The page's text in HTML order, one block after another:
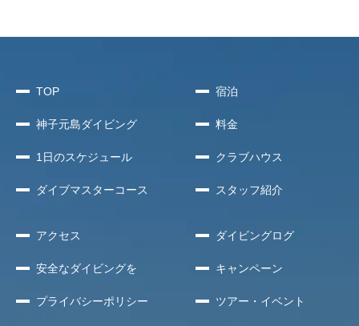
TOP
神子元島ダイビング
1日のスケジュール
ダイブマスターコース
宿泊
料金
クラブハウス
スタッフ紹介
アクセス
安全なダイビングを
プライバシーポリシー
ダイビングログ
キャンペーン
ツアー・イベント